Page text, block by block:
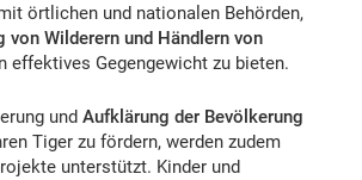
örtlichen und nationalen Behörden,
von Wilderern und Händlern von
effektives Gegengewicht zu bieten.
und Aufklärung der Bevölkerung
Tiger zu fördern, werden zudem
unterstützt. Kinder und